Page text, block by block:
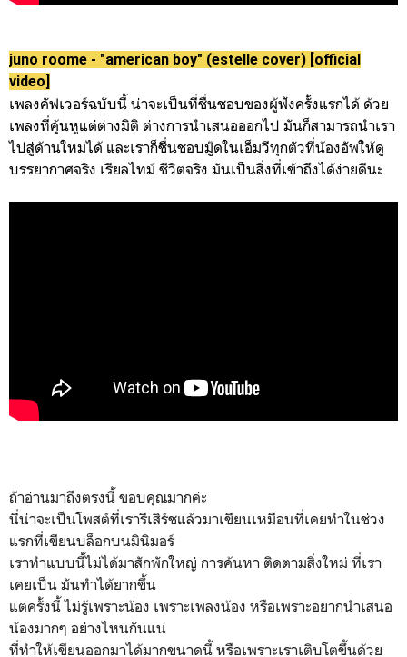
juno roome - "american boy" (estelle cover) [official
video]
เพลงคัฟเวอร์ฉบับนี้ น่าจะเป็นที่ชื่นชอบของผู้ฟังครั้งแรกได้ ด้วย
เพลงที่คุ้นหูแต่ต่างมิติ ต่างการนำเสนอออกไป มันก็สามารถนำเรา
ไปสู่ด้านใหม่ได้ และเราก็ชื่นชอบมู๊ดในเอ็มวีทุกตัวที่น้องอัพให้ดู
บรรยากาศจริง เรียลไทม์ ชีวิตจริง มันเป็นสิ่งที่เข้าถึงได้ง่ายดีนะ
ถ้าอ่านมาถึงตรงนี้ ขอบคุณมากค่ะ
นี่น่าจะเป็นโพสต์ที่เรารีเสิร์ชแล้วมาเขียนเหมือนที่เคยทำในช่วง
แรกที่เขียนบล็อกบนมินิมอร์
เราทำแบบนี้ไม่ได้มาสักพักใหญ่ การค้นหา ติดตามสิ่งใหม่ ที่เรา
เคยเป็น มันทำได้ยากขึ้น
แต่ครั้งนี้ ไม่รู้เพราะน้อง เพราะเพลงน้อง หรือเพราะอยากนำเสนอ
น้องมากๆ อย่างไหนกันแน่
ที่ทำให้เขียนออกมาได้มากขนาดนี้ หรือเพราะเราเติบโตขึ้นด้วย